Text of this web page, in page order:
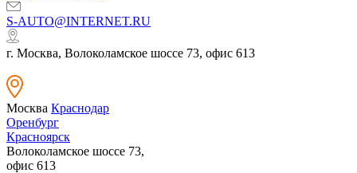
S-AUTO@INTERNET.RU
г. Москва, Волоколамское шоссе 73, офис 613
Москва Краснодар
Оренбург
Красноярск
Волоколамское шоссе 73,
офис 613